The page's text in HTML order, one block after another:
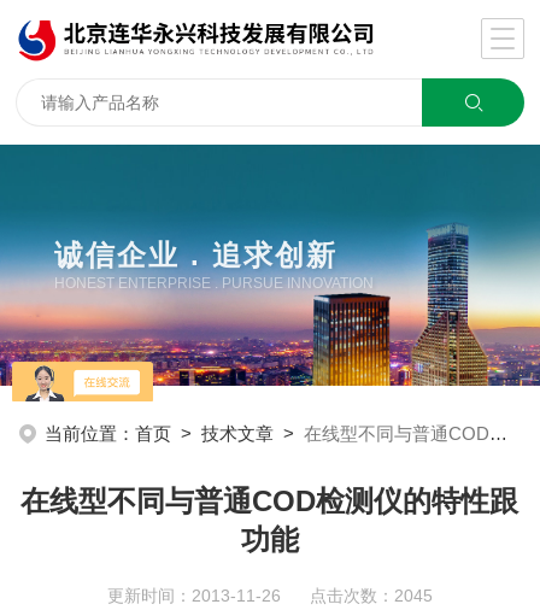
诚信企业 . 追求创新
HONEST ENTERPRISE . PURSUE INNOVATION
当前位置：首页 >技术文章 >在线型不同与普通COD检测仪的特性跟功能
在线型不同与普通COD检测仪的特性跟
功能
更新时间：2013-11-26 点击次数：2045